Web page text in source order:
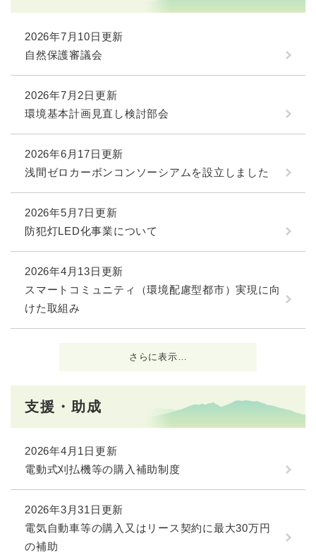
2026年7月10日更新
自然保護審議会
2026年7月2日更新
環境基本計画見直し検討部会
2026年6月17日更新
浅間ゼロカーボンコンソーシアムを設立しました
2026年5月7日更新
防犯灯LED化事業について
2026年4月13日更新
スマートコミュニティ（環境配慮型都市）実現に向
けた取組み
さらに表示…
支援・助成
2026年4月1日更新
電動式刈払機等の購入補助制度
2026年3月31日更新
電気自動車等の購入又はリース契約に最大30万円
の補助